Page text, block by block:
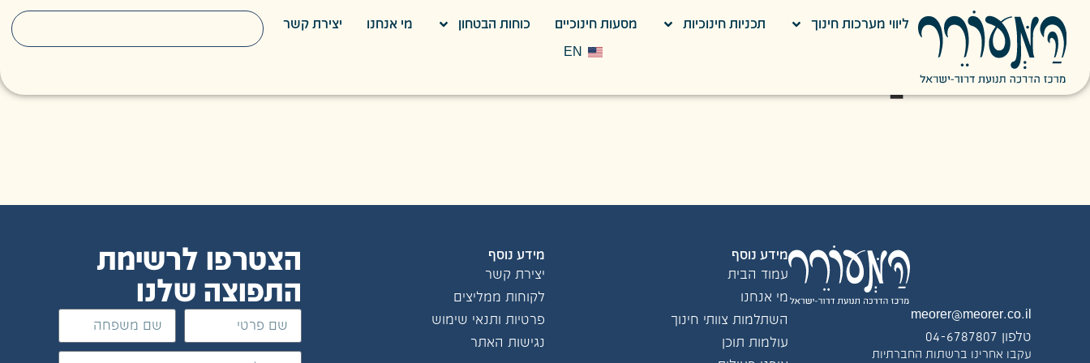
ליווי מערכות חינוך תכניות חינוכיות מסעות חינוכיים כוחות הבטחון מי אנחנו יצירת קשר
EN דורון מנור
מסעות בישראל
meorer@meorer.co.il
טלפון 04-6787807
עקבו אחרינו ברשתות החברתיות
מידע נוסף
עמוד הבית
מי אנחנו
השתלמות צוותי חינוך
עולמות תוכן
מידע נוסף
יצירת קשר
לקוחות ממליצים
פרטיות ותנאי שימוש
נגישות האתר
הצטרפו לרשימת
התפוצה שלנו